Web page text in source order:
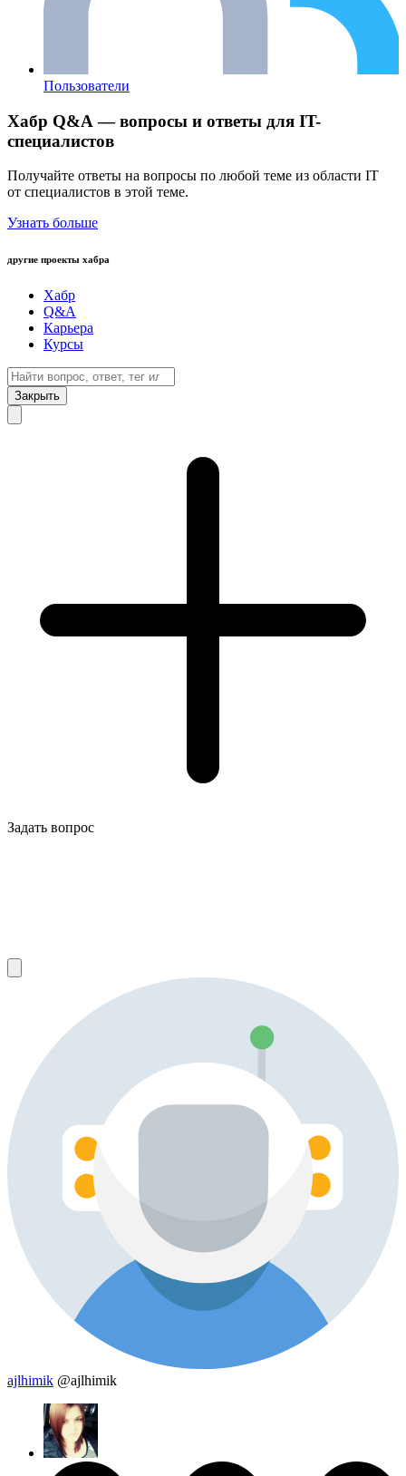
Пользователи
Хабр Q&A — вопросы и ответы для IT-
специалистов
Получайте ответы на вопросы по любой теме из области IT
от специалистов в этой теме.
Узнать больше
другие проекты хабра
Хабр
Q&A
Карьера
Курсы
Закрыть
Задать вопрос
ajlhimik @ajlhimik